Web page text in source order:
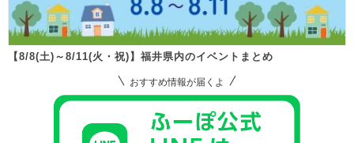
【8/8(土)～8/11(火・祝)】福井県内のイベントまとめ
おすすめ情報が届くよ